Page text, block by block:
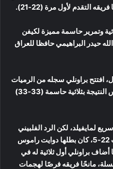
التقدم لأول مرة (22-21).
وتمرير حاسمة مميزة لكيفن
حيدر البراهيمي حافظا للعراق
افتتح براونلي سجله من الرميات
الحرة، قبل أن يعادل دوايت راموس النتيجة بثلاثية حاسمة (33-33)
لمايفيلد، لكن الرد الفلبيني
جاء كاسحًا بانتفاضة هجومية بلغت 22-5، كان بطلها دوايت راموس
أضاف براونلي أول ثلاثية له في
مانحًا فريقه فرصًا لهجمات